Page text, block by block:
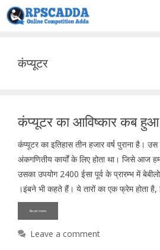
Skip
to
कंप्यूटर
कंप्यूटर का आविष्कार कब
कंप्यूटर का इतिहास तीन हजार वर्ष पुराना है।
अंकगणितीय कार्यों के लिए होता था। जिसे आज
उसका उपयोग 2400 ईसा पूर्व के प्रारम्भ में
।इंबने भी कहते हैं। ये तारों का एक फ्रेम होता
Read more
Leave a comment